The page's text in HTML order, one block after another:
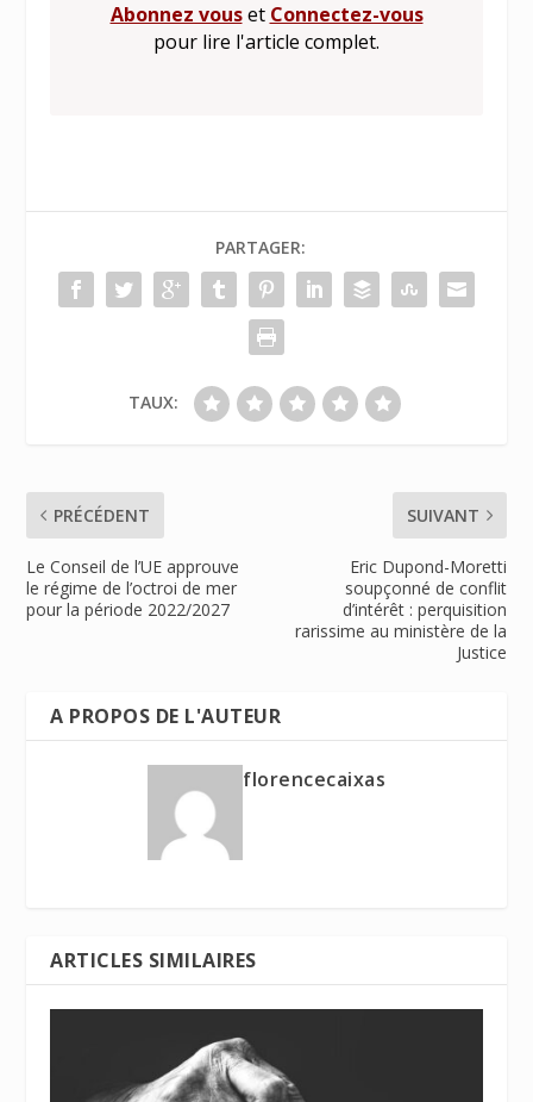
Abonnez vouset Connectez-vous
pour lire l'article complet.
PARTAGER:
TAUX:
PRÉCÉDENT
Le Conseil de l’UE approuve
le régime de l’octroi de mer
pour la période 2022/2027
SUIVANT
Eric Dupond-Moretti
soupçonné de conflit
d’intérêt : perquisition
rarissime au ministère de la
Justice
A PROPOS DE L'AUTEUR
florencecaixas
ARTICLES SIMILAIRES